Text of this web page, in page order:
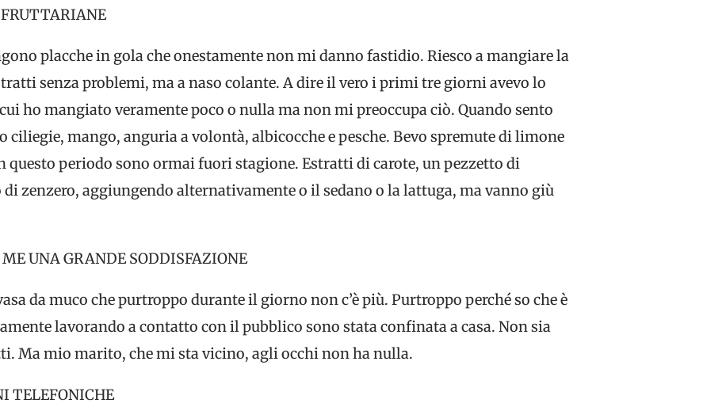
placche in gola che onestamente non mi danno fastidio. Riesco a mangiare la
senza problemi, ma a naso colante. A dire il vero i primi tre giorni avevo lo
ho mangiato veramente poco o nulla ma non mi preoccupa ciò. Quando sento
ciliegie, mango, anguria a volontà, albicocche e pesche. Bevo spremute di limone
questo periodo sono ormai fuori stagione. Estratti di carote, un pezzetto di
zenzero, aggiungendo alternativamente o il sedano o la lattuga, ma vanno giù
UNA GRANDE SODDISFAZIONE
da muco che purtroppo durante il giorno non c’è più. Purtroppo perché so che è
lavorando a contatto con il pubblico sono stata confinata a casa. Non sia
Ma mio marito, che mi sta vicino, agli occhi non ha nulla.
TELEFONICHE